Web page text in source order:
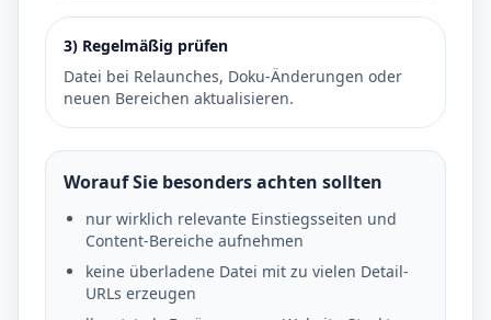
3) Regelmäßig prüfen
Datei bei Relaunches, Doku-Änderungen oder
neuen Bereichen aktualisieren.
Worauf Sie besonders achten sollten
nur wirklich relevante Einstiegsseiten und
Content-Bereiche aufnehmen
keine überladene Datei mit zu vielen Detail-
URLs erzeugen